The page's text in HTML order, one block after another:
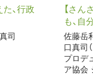
、行政
司
【さん
も、自
佐藤岳
口真司
プロデ
ア協会